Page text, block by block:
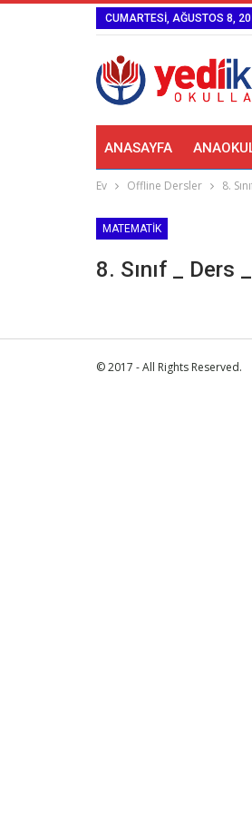
CUMARTESI, AĞUSTOS 8,
ANASAYFA
Ev Offline Dersler 8.
MATEMATIK
8. Sınıf _ Ders
© 2017 - All Rights Reserved.